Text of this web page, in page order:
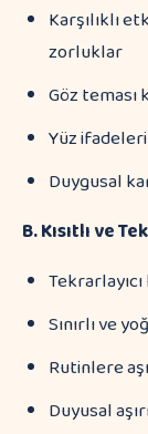
Karşılıklı
zorluklar
Göz
Yüz
Duygusal
B. Kısıtlı ve
Sınırlı ve
Rutinlere
Duyusal